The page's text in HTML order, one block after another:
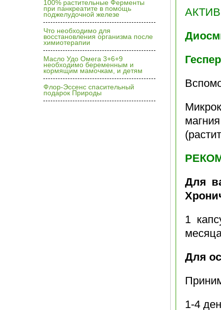
100% растительные Ферменты
при панкреатите в помощь
поджелудочной железе
Что необходимо для
восстановления организма после
химиотерапии
Масло Удо Омега 3+6+9
необходимо беременным и
кормящим мамочкам, и детям
Флор-Эссенс спасительный
подарок Природы
Для
1
Для
1-4